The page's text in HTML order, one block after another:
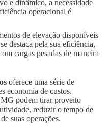
e dinâmico, a necessidade
operacional é
de elevação disponíveis
destaca pela sua eficiência,
cargas pesadas de maneira
oferece uma série de
economia de custos.
MG podem tirar proveito
reduzir o tempo de
suas operações.